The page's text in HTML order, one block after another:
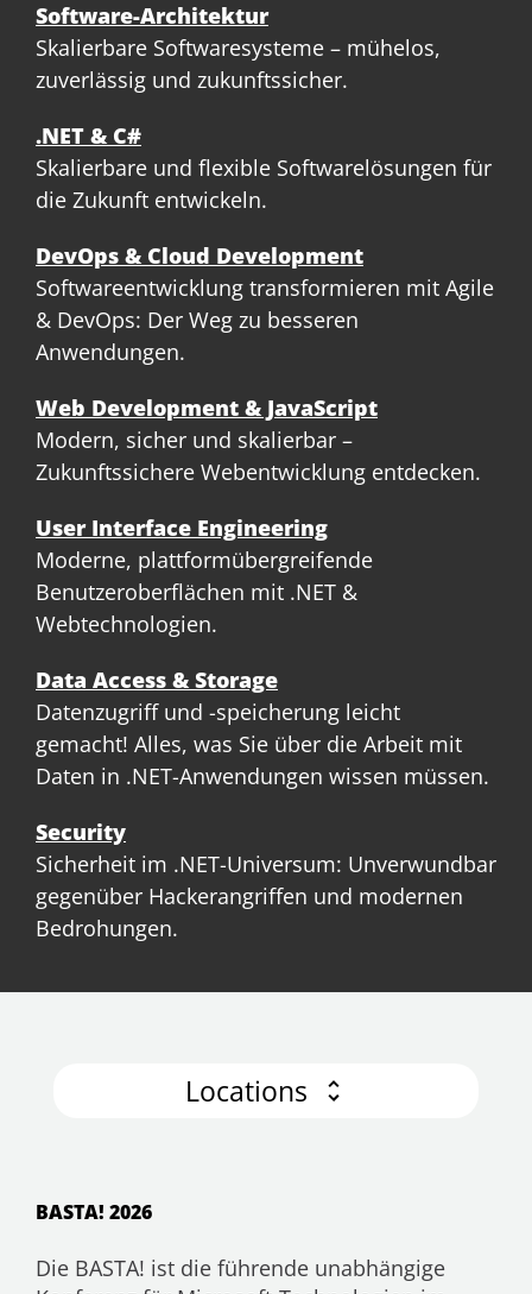
Software-Architektur
Skalierbare Softwaresysteme – mühelos,
zuverlässig und zukunftssicher.
.NET & C#
Skalierbare und flexible Softwarelösungen für
die Zukunft entwickeln.
DevOps & Cloud Development
Softwareentwicklung transformieren mit Agile
& DevOps: Der Weg zu besseren
Anwendungen.
Web Development & JavaScript
Modern, sicher und skalierbar –
Zukunftssichere Webentwicklung entdecken.
User Interface Engineering
Moderne, plattformübergreifende
Benutzeroberflächen mit .NET &
Webtechnologien.
Data Access & Storage
Datenzugriff und -speicherung leicht
gemacht! Alles, was Sie über die Arbeit mit
Daten in .NET-Anwendungen wissen müssen.
Security
Sicherheit im .NET-Universum: Unverwundbar
gegenüber Hackerangriffen und modernen
Bedrohungen.
Locations
BASTA! 2026
Die BASTA! ist die führende unabhängige